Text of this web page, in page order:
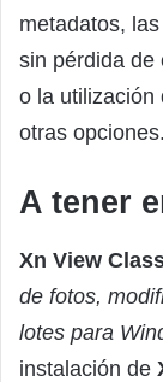
metadatos,
sin pérdida de
o la utilización
otras opciones.
A tener
Xn View
de fotos,
lotes para
instalación de